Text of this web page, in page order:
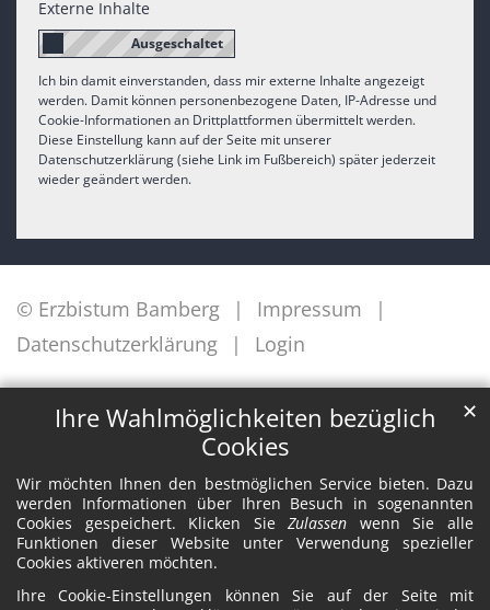
Ihre Wahlmöglichkeiten bezüglich
Cookies
Wir möchten Ihnen den bestmöglichen Service bieten. Dazu
werden Informationen über Ihren Besuch in sogenannten
Cookies gespeichert. Klicken SieZulassen wenn Sie alle
Funktionen dieser Website unter Verwendung spezieller
Cookies aktiveren möchten.
Ihre Cookie-Einstellungen können Sie auf der Seite mit
✕
Externe Inhalte
Ich bin damit einverstanden, dass mir externe Inhalte angezeigt
werden. Damit können personenbezogene Daten, IP-Adresse und
Cookie-Informationen an Drittplattformen übermittelt werden.
Diese Einstellung kann auf der Seite mit unserer
Datenschutzerklärung (siehe Link im Fußbereich) später jederzeit
wieder geändert werden.
© Erzbistum Bamberg
Impressum
Datenschutzerklärung
Login